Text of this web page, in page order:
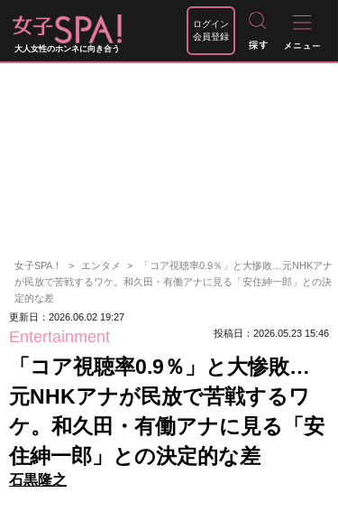
大人女性のホンネに向き合う
ログイン
会員登録
女子SPA！ エンタメ
「コア視聴率0.9％」と大惨敗…元NHKアナ
が民放で苦戦するワケ。和久田・有働アナに見る「安住紳一郎」との決
定的な差
更新日：2026.06.02 19:27
Entertainment 投稿日：2026.05.23 15:46
「コア視聴率0.9％」と大惨敗…
元NHKアナが民放で苦戦するワ
ケ。和久田・有働アナに見る「安
住紳一郎」との決定的な差
石黒隆之